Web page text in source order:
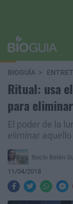
BIOGUÍA
Ritual: usa
para
El poder de la
eliminar
Rocío Belén
11/04/2018